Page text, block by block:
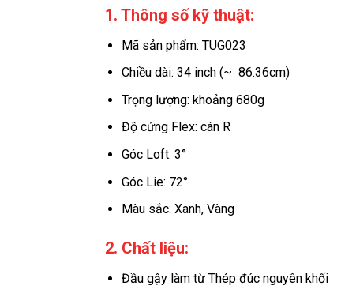
1. Thông số kỹ thuật:
Mã sản phẩm: TUG023
Chiều dài: 34 inch (~ 86.36cm)
Trọng lượng: khoảng 680g
Độ cứng Flex: cán R
Góc Loft: 3°
Góc Lie: 72°
Màu sắc: Xanh, Vàng
2. Chất liệu:
Đầu gậy làm từ Thép đúc nguyên khối